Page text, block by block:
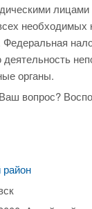
лицами
необходимых
Федеральная
органы.
вопрос?
район